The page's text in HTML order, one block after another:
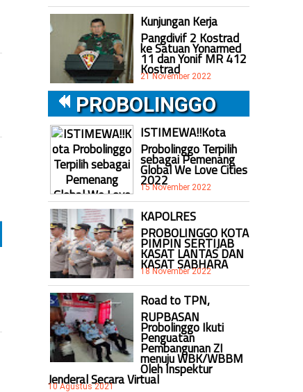
Kunjungan Kerja
Pangdivif 2 Kostrad
ke Satuan Yonarmed
11 dan Yonif MR 412
Kostrad
21 November 2022
PROBOLINGGO
ISTIMEWA!!Kota
Probolinggo Terpilih
sebagai Pemenang
Global We Love Cities
2022
15 November 2022
KAPOLRES
PROBOLINGGO KOTA
PIMPIN SERTIJAB
KASAT LANTAS DAN
KASAT SABHARA
18 November 2022
Road to TPN,
RUPBASAN
Probolinggo Ikuti
Penguatan
Pembangunan ZI
menuju WBK/WBBM
Oleh Inspektur
Jenderal Secara Virtual
10 Agustus 2021